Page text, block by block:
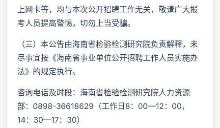
上网卡等，均与本次公开招聘工作无关，敬请广大报
考人员提高警惕，切勿上当受骗。
（三）本公告由海南省检验检测研究院负责解释，未
尽事宜按《海南省事业单位公开招聘工作人员实施办
法》的规定执行。
咨询电话及时段：海南省检验检测研究院人力资源
部：0898-36618629（工作日8：00—12：00，
14：30—17：30）